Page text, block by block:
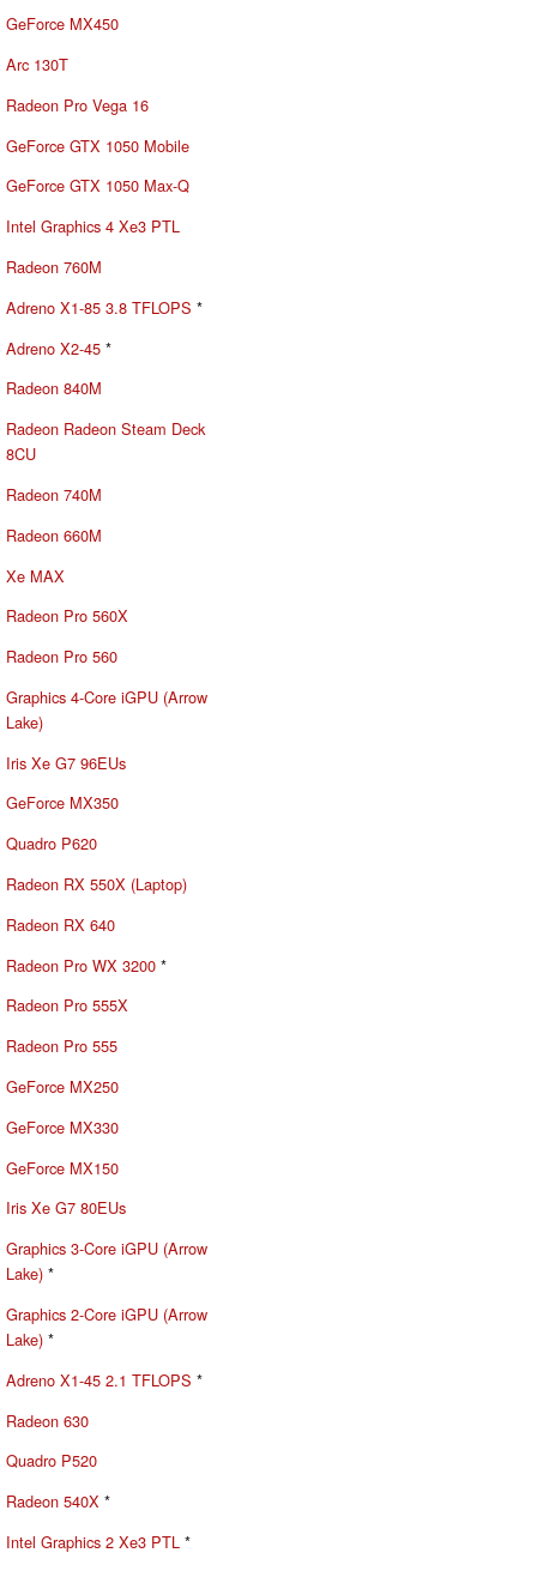
GeForce MX450
Arc 130T
Radeon Pro Vega 16
GeForce GTX 1050 Mobile
GeForce GTX 1050 Max-Q
Intel Graphics 4 Xe3 PTL
Radeon 760M
Adreno X1-85 3.8 TFLOPS *
Adreno X2-45 *
Radeon 840M
Radeon Radeon Steam Deck
8CU
Radeon 740M
Radeon 660M
Xe MAX
Radeon Pro 560X
Radeon Pro 560
Graphics 4-Core iGPU (Arrow
Lake)
Iris Xe G7 96EUs
GeForce MX350
Quadro P620
Radeon RX 550X (Laptop)
Radeon RX 640
Radeon Pro WX 3200 *
Radeon Pro 555X
Radeon Pro 555
GeForce MX250
GeForce MX330
GeForce MX150
Iris Xe G7 80EUs
Graphics 3-Core iGPU (Arrow
Lake) *
Graphics 2-Core iGPU (Arrow
Lake) *
Adreno X1-45 2.1 TFLOPS *
Radeon 630
Quadro P520
Radeon 540X *
Intel Graphics 2 Xe3 PTL *